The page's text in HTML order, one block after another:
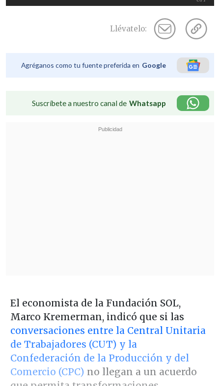
Llévatelo:
Agréganos como tu fuente preferida en Google
Suscríbete a nuestro canal de Whatsapp
El economista de la Fundación SOL,
Marco Kremerman, indicó que si las
conversaciones entre la Central Unitaria
de Trabajadores (CUT) y la
Confederación de la Producción y del
Comercio (CPC) no llegan a un acuerdo